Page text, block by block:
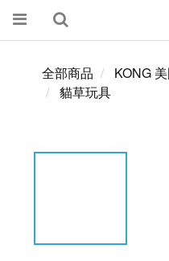
全部商品
KONG
貓草玩具